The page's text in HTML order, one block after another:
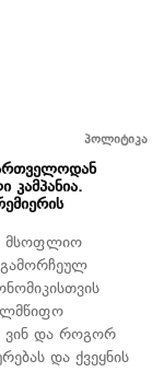
პოლიტიკა
მსოფლიო
- ვინ და როგორ
და ქვეყნის